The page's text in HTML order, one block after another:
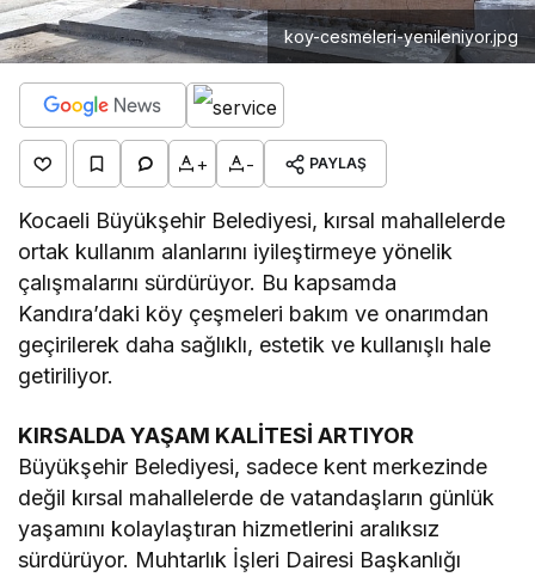
koy-cesmeleri-yenileniyor.jpg
+ - PAYLAŞ
Kocaeli Büyükşehir Belediyesi, kırsal mahallelerde
ortak kullanım alanlarını iyileştirmeye yönelik
çalışmalarını sürdürüyor. Bu kapsamda
Kandıra’daki köy çeşmeleri bakım ve onarımdan
geçirilerek daha sağlıklı, estetik ve kullanışlı hale
getiriliyor.
KIRSALDA YAŞAM KALİTESİ ARTIYOR
Büyükşehir Belediyesi, sadece kent merkezinde
değil kırsal mahallelerde de vatandaşların günlük
yaşamını kolaylaştıran hizmetlerini aralıksız
sürdürüyor. Muhtarlık İşleri Dairesi Başkanlığı